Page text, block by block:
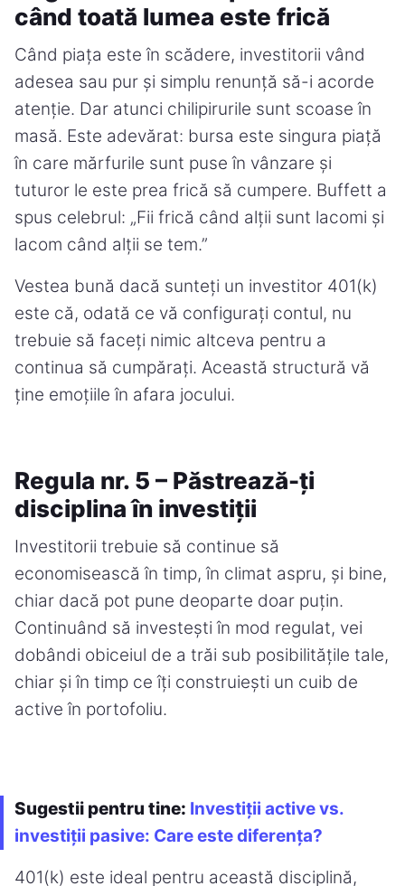
când toată lumea este frică
Când piața este în scădere, investitorii vând
adesea sau pur și simplu renunță să-i acorde
atenție. Dar atunci chilipirurile sunt scoase în
masă. Este adevărat: bursa este singura piață
în care mărfurile sunt puse în vânzare și
tuturor le este prea frică să cumpere. Buffett a
spus celebrul: „Fii frică când alții sunt lacomi și
lacom când alții se tem.”
Vestea bună dacă sunteți un investitor 401(k)
este că, odată ce vă configurați contul, nu
trebuie să faceți nimic altceva pentru a
continua să cumpărați. Această structură vă
ține emoțiile în afara jocului.
Regula nr. 5 – Păstrează-ți
disciplina în investiții
Investitorii trebuie să continue să
economisească în timp, în climat aspru, și bine,
chiar dacă pot pune deoparte doar puțin.
Continuând să investești în mod regulat, vei
dobândi obiceiul de a trăi sub posibilitățile tale,
chiar și în timp ce îți construiești un cuib de
active în portofoliu.
Sugestii pentru tine: Investiții active vs.
investiții pasive: Care este diferența?
401(k) este ideal pentru această disciplină,